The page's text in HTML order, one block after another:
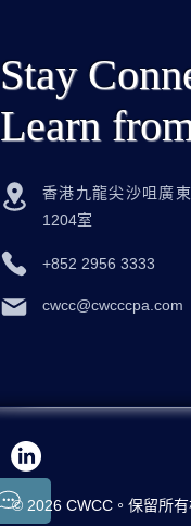
Stay
Learn
香港九龍尖沙咀廣
1204室
+852 2956 3333
cwcc@cwcccpa.com
© 2026 CWCC。保留所